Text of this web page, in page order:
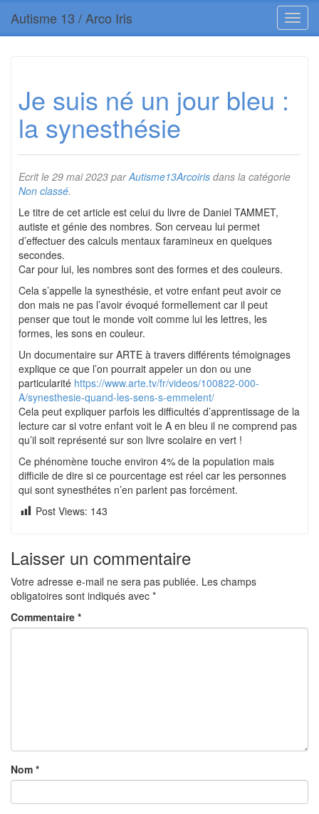
Autisme 13 / Arco Iris
Je suis né un jour bleu :
la synesthésie
Ecrit le 29 mai 2023 parAutisme13Arcoiris dans la catégorie
Non classé.
Le titre de cet article est celui du livre de Daniel TAMMET,
autiste et génie des nombres. Son cerveau lui permet
d’effectuer des calculs mentaux faramineux en quelques
secondes.
Car pour lui, les nombres sont des formes et des couleurs.
Cela s’appelle la synesthésie, et votre enfant peut avoir ce
don mais ne pas l’avoir évoqué formellement car il peut
penser que tout le monde voit comme lui les lettres, les
formes, les sons en couleur.
Un documentaire sur ARTE à travers différents témoignages
explique ce que l’on pourrait appeler un don ou une
particularité https://www.arte.tv/fr/videos/100822-000-
A/synesthesie-quand-les-sens-s-emmelent/
Cela peut expliquer parfois les difficultés d’apprentissage de la
lecture car si votre enfant voit le A en bleu il ne comprend pas
qu’il soit représenté sur son livre scolaire en vert !
Ce phénomène touche environ 4% de la population mais
difficile de dire si ce pourcentage est réel car les personnes
qui sont synesthétes n’en parlent pas forcément.
Post Views: 143
Laisser un commentaire
Votre adresse e-mail ne sera pas publiée. Les champs
obligatoires sont indiqués avec *
Commentaire *
Nom *